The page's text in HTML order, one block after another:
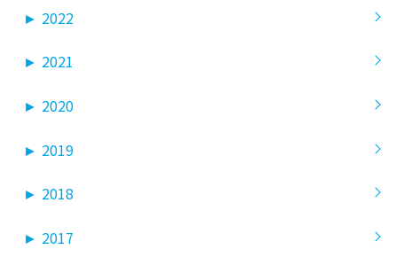
► 2022
► 2021
► 2020
► 2019
► 2018
► 2017